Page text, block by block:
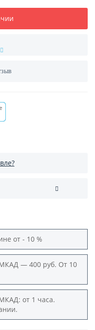
от - 10 %
— 400 руб. От 10
от 1 часа.